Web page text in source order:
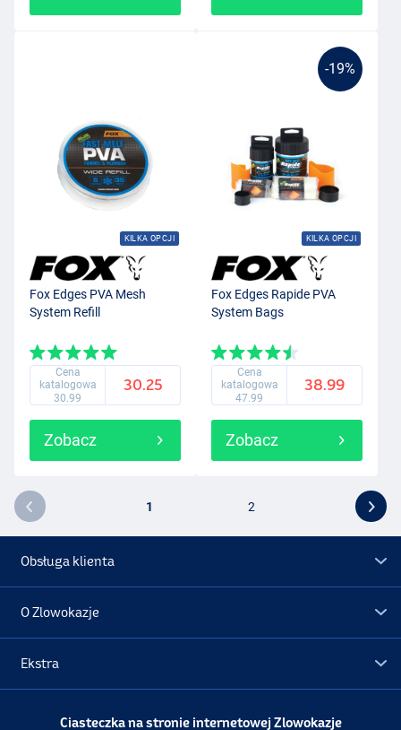
KILKA OPCJI
Fox Edges PVA Mesh
System Refill
Cena
katalogowa
30.99
30.25
Zobacz
-19%
KILKA OPCJI
Fox Edges Rapide PVA
System Bags
Cena
katalogowa
47.99
38.99
Zobacz
1 2
Obsługa klienta
O Zlowokazje
Ekstra
Promocje
Ciasteczka na stronie internetowej Zlowokazje